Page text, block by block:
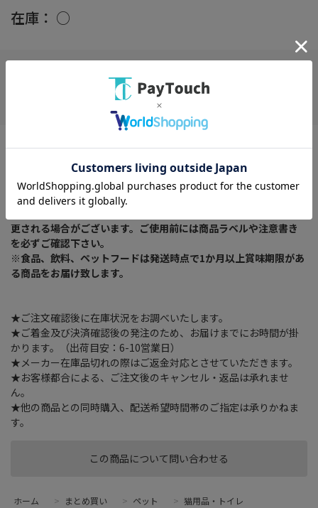
在庫： ○
この商品について問い合わせる
※商品リニューアルに伴い、予告なくパッケージが変更になる場
合がございます。新旧パッケージが入り混じってお届けとなる場合
や、メーカー指定のケース箱以外での発送の場合がございます。
更される場合がございます。ご使用前には商品ラベルや注意書き
を必ずご確認下さい。
※食品、飲料、ペットフードは発送時点で1か月以上賞味期限があ
る商品をお届け致します。
★ご注文確認後に在庫状況をお調べいたします。
★ご着金及び決済確認後の発注のため、お届けまでにお時間が掛
かります。（出荷目安：6-10営業日）
★メーカー在庫品切れの際はご返金対応とさせていただきます。
★お客様都合による、ご注文後のキャンセル・返品は承れませ
ん。
★他の商品との同時購入、配送希望時間帯のご指定は承りかねま
す。
ホーム > まとめ買い > ペット > 猫用品・トイレ